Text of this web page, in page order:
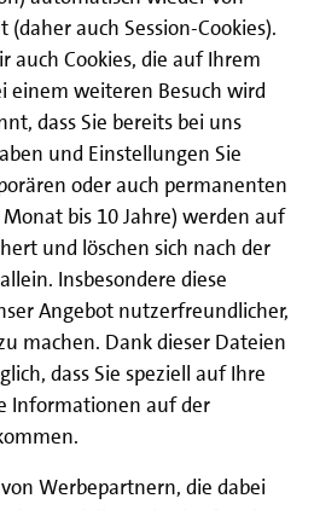
auch Session-Cookies).
auch Cookies, die auf Ihrem
einem weiteren Besuch wird
dass Sie bereits bei uns
und Einstellungen Sie
oder auch permanenten
Monat bis 10 Jahre) werden auf
und löschen sich nach der
Insbesondere diese
Angebot nutzerfreundlicher,
machen. Dank dieser Dateien
dass Sie speziell auf Ihre
Informationen auf der
Werbepartnern, die dabei